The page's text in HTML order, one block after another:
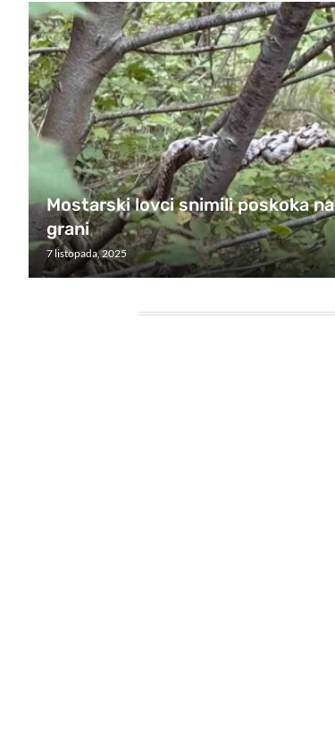
Mostarski lovci snimili poskoka na
grani
7 listopada, 2025